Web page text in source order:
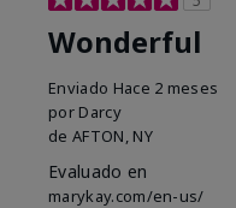
Wonderful
Enviado Hace 2 meses
por Darcy
de AFTON, NY
Evaluado en
marykay.com/en-us/